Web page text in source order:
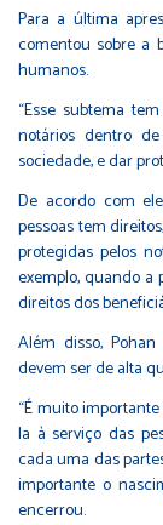
Para a última
comentou sobre a
humanos.
“Esse subtema
notários dentro
sociedade, e dar
De acordo com
pessoas tem
protegidas pelos
exemplo, quando a
direitos dos
Além disso,
devem ser de alta
“É muito
la à serviço das
cada uma das
importante o
encerrou.